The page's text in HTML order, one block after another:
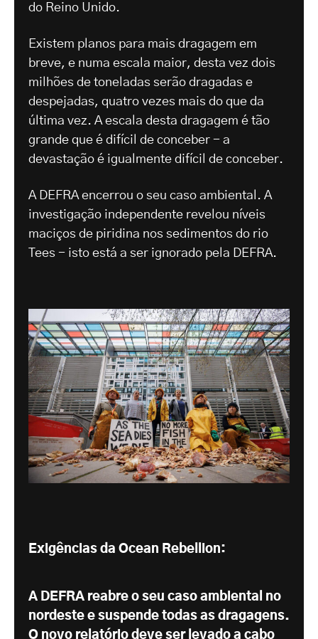
do Reino Unido.
Existem planos para mais dragagem em
breve, e numa escala maior, desta vez dois
milhões de toneladas serão dragadas e
despejadas, quatro vezes mais do que da
última vez. A escala desta dragagem é tão
grande que é difícil de conceber - a
devastação é igualmente difícil de conceber.
A DEFRA encerrou o seu caso ambiental. A
investigação independente revelou níveis
maciços de piridina nos sedimentos do rio
Tees - isto está a ser ignorado pela DEFRA.
Exigências da Ocean Rebellion:
A DEFRA reabre o seu caso ambiental no
nordeste e suspende todas as dragagens.
O novo relatório deve ser levado a cabo